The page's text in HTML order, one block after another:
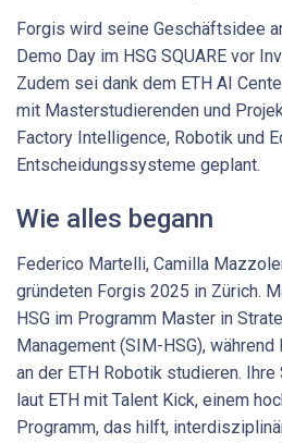
Forgis wird seine Geschäftsidee
Demo Day im HSG SQUARE vor
Zudem sei dank dem ETH AI
mit Masterstudierenden und
Factory Intelligence, Robotik und
Entscheidungssysteme geplant.
Wie alles begann
Federico Martelli, Camilla
gründeten Forgis 2025 in Zürich.
HSG im Programm Master in
Management (SIM-HSG),
an der ETH Robotik studieren.
laut ETH mit Talent Kick, einem
Programm, das hilft,